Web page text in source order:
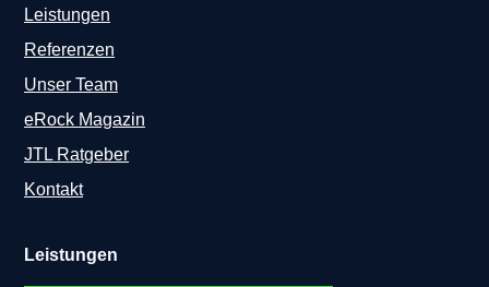
Leistungen
Referenzen
Unser Team
eRock Magazin
JTL Ratgeber
Kontakt
Leistungen